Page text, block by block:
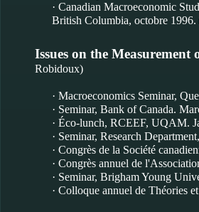
· Canadian Macroeconomic
British Columbia, octobre
Issues on the
Robidoux)
· Macroeconomics Seminar,
· Seminar, Bank of Canada.
· Éco-lunch, RCEEF, UQAM.
· Seminar, Research
· Congrès de la Société
· Congrès annuel de
· Seminar, Brigham Young
· Colloque annuel de Théories